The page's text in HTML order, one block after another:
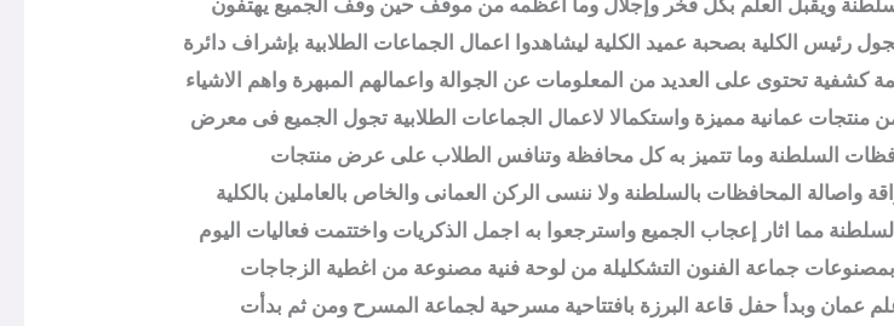
ويقبل العلم بكل فخر وإجلال وما اعظمه من موقف حين وقف الجميع يهتفون
رئيس الكلية بصحبة عميد الكلية ليشاهدوا اعمال الجماعات الطلابية بإشراف دائرة
كشفية تحتوى على العديد من المعلومات عن الجوالة واعمالهم المبهرة واهم الاشياء
من منتجات عمانية مميزة واستكمالا لاعمال الجماعات الطلابية تجول الجميع فى معرض
السلطنة وما تتميز به كل محافظة وتنافس الطلاب على عرض منتجات
المحافظات بالسلطنة ولا ننسى الركن العمانى والخاص بالعاملين بالكلية
مما اثار إعجاب الجميع واسترجعوا به اجمل الذكريات واختتمت فعاليات اليوم
جماعة الفنون التشكليلة من لوحة فنية مصنوعة من اغطية الزجاجات
عمان وبدأ حفل قاعة البرزة بافتتاحية مسرحية لجماعة المسرح ومن ثم بدأت